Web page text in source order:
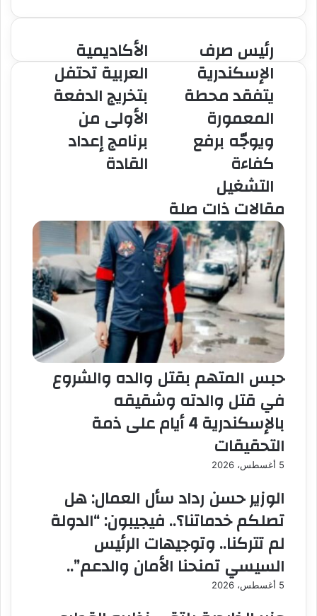
الأكاديمية
العربية
تحتفل
بتخريج
الدفعة
الأولى
برنامج
إعداد
الأكاديمية
العربية تحتفل
بتخريج الدفعة
الأولى من
برنامج إعداد
القادة
رئيس
صرف
الإسكندرية
يتفقد
محطة
المعمورة
برفع
كفاءة
التشغيل
رئيس صرف
الإسكندرية
يتفقد محطة
المعمورة
ويوجّه برفع
كفاءة
التشغيل
مقالات ذات صلة
حبس المتهم بقتل والده والشروع
في قتل والدته وشقيقه
بالإسكندرية 4 أيام على ذمة
التحقيقات
5 أغسطس، 2026
الوزير حسن رداد سأل العمال: هل
تصلكم خدماتنا؟.. فيجيبون: “الدولة
لم تتركنا.. وتوجيهات الرئيس
السيسي تمنحنا الأمان والدعم”..
5 أغسطس، 2026